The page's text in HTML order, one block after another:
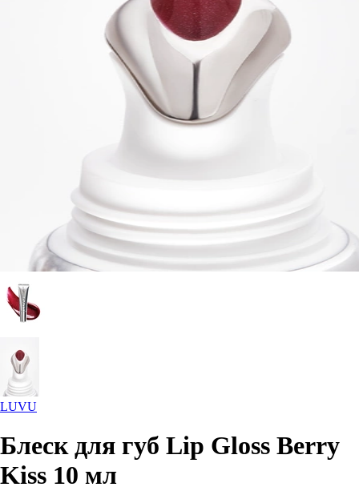
LUVU
Блеск для губ Lip Gloss Berry
Kiss 10 мл